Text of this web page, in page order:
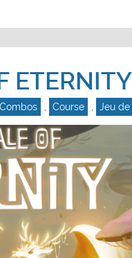
ETERNITY
Combos Course Jeu